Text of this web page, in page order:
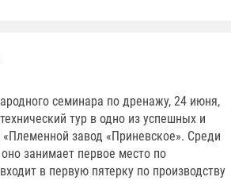
семинара по дренажу, 24 июня,
тур в одно из успешных и
завод «Приневское». Среди
занимает первое место по
в первую пятерку по производству